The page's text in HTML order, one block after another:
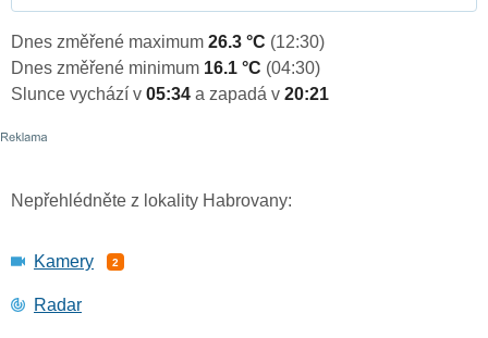
Dnes změřené maximum 26.3 °C (12:30)
Dnes změřené minimum 16.1 °C (04:30)
Slunce vychází v 05:34 a zapadá v 20:21
Nepřehlédněte z lokality Habrovany:
Kamery 2
Radar